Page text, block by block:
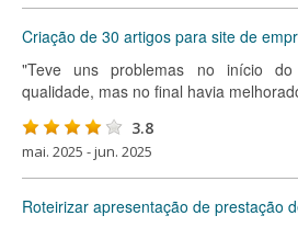
Criação de 30 artigos para site de
"Teve uns problemas no início
qualidade, mas no final havia
3.8
mai. 2025 - jun. 2025
Roteirizar apresentação de prestação